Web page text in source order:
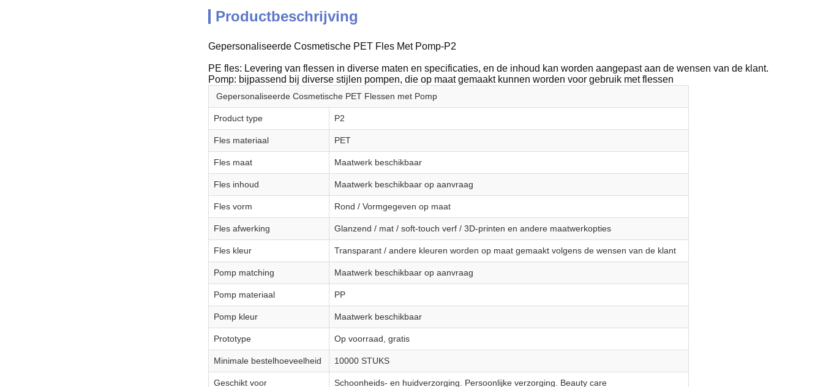
Productbeschrijving
Gepersonaliseerde Cosmetische PET Fles Met Pomp-P2
PE fles: Levering van flessen in diverse maten en specificaties, en de inhoud kan worden aangepast aan de wensen van de klant.
Pomp: bijpassend bij diverse stijlen pompen, die op maat gemaakt kunnen worden voor gebruik met flessen
Gepersonaliseerde Cosmetische PET Flessen met Pomp
Product type P2
Fles materiaal PET
Fles maat Maatwerk beschikbaar
Fles inhoud Maatwerk beschikbaar op aanvraag
Fles vorm Rond / Vormgegeven op maat
Fles afwerking Glanzend / mat / soft-touch verf / 3D-printen en andere maatwerkopties
Fles kleur Transparant / andere kleuren worden op maat gemaakt volgens de wensen van de klant
Pomp matching Maatwerk beschikbaar op aanvraag
Pomp materiaal PP
Pomp kleur Maatwerk beschikbaar
Prototype Op voorraad, gratis
Minimale bestelhoeveelheid 10000 STUKS
Geschikt voor Schoonheids- en huidverzorging. Persoonlijke verzorging. Beauty care